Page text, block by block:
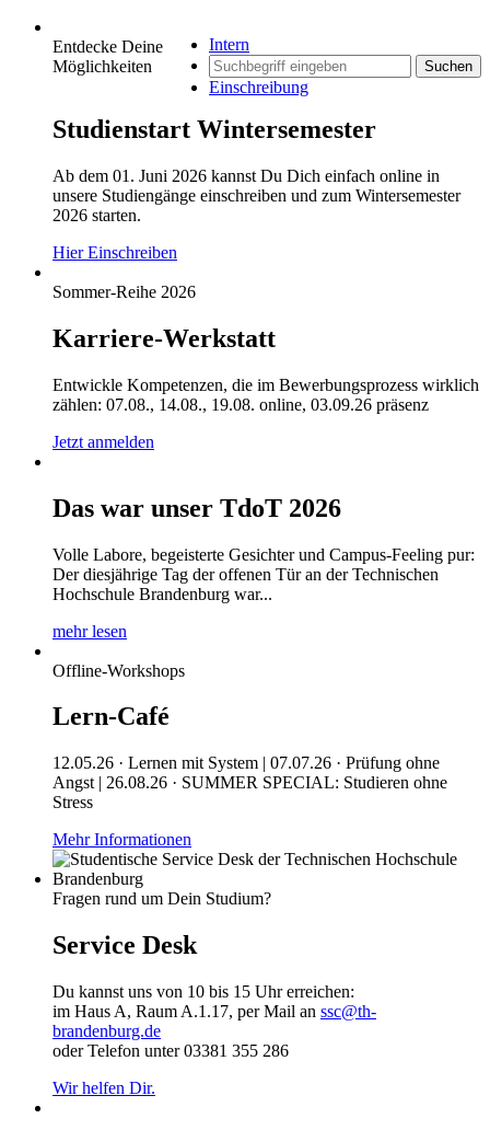
Intern
Suchen
Einschreibung
Entdecke Deine
Möglichkeiten
Studienstart Wintersemester
Ab dem 01. Juni 2026 kannst Du Dich einfach online in
unsere Studiengänge einschreiben und zum Wintersemester
2026 starten.
Hier Einschreiben
Sommer-Reihe 2026
Karriere-Werkstatt
Entwickle Kompetenzen, die im Bewerbungsprozess wirklich
zählen: 07.08., 14.08., 19.08. online, 03.09.26 präsenz
Jetzt anmelden
Das war unser TdoT 2026
Volle Labore, begeisterte Gesichter und Campus-Feeling pur:
Der diesjährige Tag der offenen Tür an der Technischen
Hochschule Brandenburg war...
mehr lesen
Offline-Workshops
Lern-Café
12.05.26 · Lernen mit System | 07.07.26 · Prüfung ohne
Angst | 26.08.26 · SUMMER SPECIAL: Studieren ohne
Stress
Mehr Informationen
Fragen rund um Dein Studium?
Service Desk
Du kannst uns von 10 bis 15 Uhr erreichen:
im Haus A, Raum A.1.17, per Mail an ssc@th-
brandenburg.de
oder Telefon unter 03381 355 286
Wir helfen Dir.